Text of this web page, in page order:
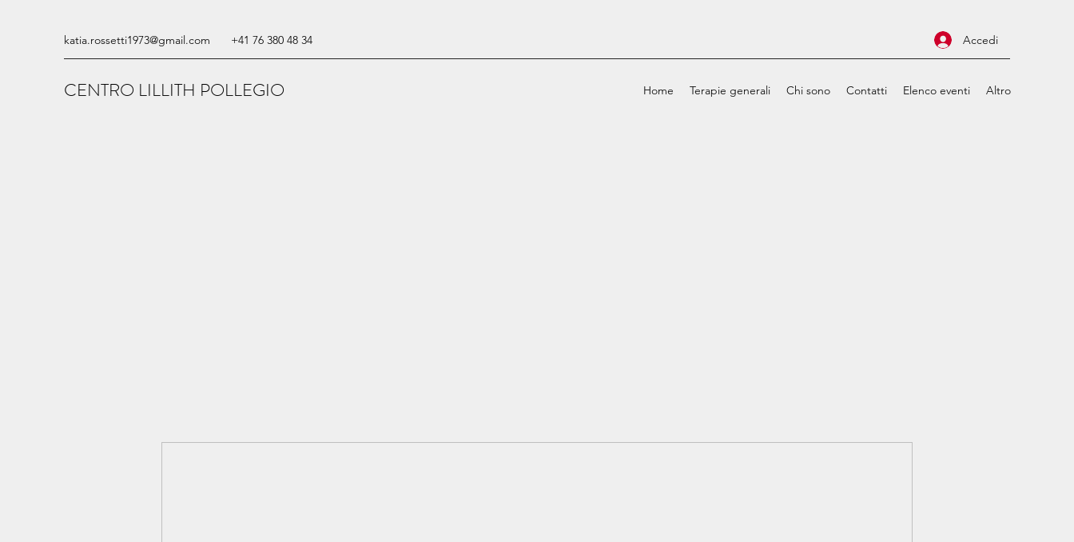
katia.rossetti1973@gmail.com +41 76 380 48 34 Accedi
CENTRO LILLITH POLLEGIO Home Terapie generali Chi sono Contatti Elenco eventi Altro